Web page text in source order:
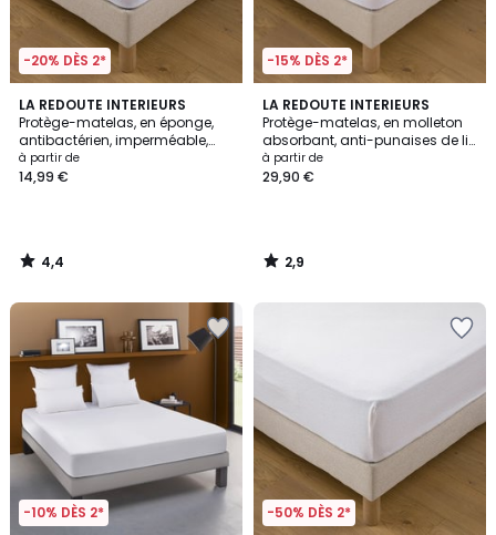
-20% DÈS 2*
LA REDOUTE INTERIEURS
Protège-matelas, en éponge,
antibactérien, imperméable,
hauteur maxi 25 cm
à partir de
14,99 €
4,4
/ 5
4,4
/
-15% DÈS 2*
LA REDOUTE INTERIEURS
Protège-matelas, en molleton
absorbant, anti-punaises de lit,
hauteur maxi 27 cm
à partir de
29,90 €
2,9
/ 5
2,9
/
-10% DÈS 2* -50% DÈS 2*